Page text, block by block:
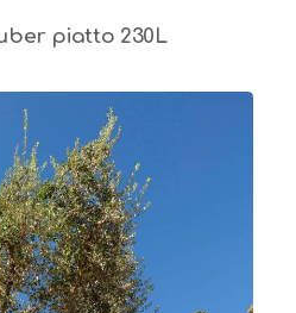
piatto 230L